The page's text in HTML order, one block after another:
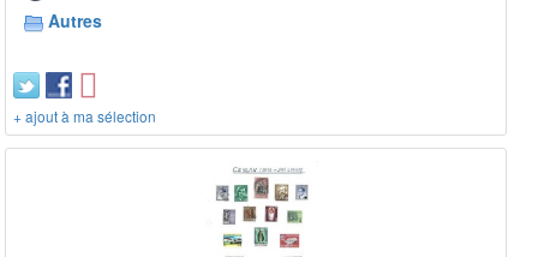
Autres
+ ajout à ma sélection